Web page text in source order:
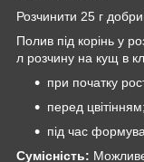
Розчинити 25 г
Полив під корінь у
л розчину на кущ в
при початку
перед цвітінням;
під час
Сумісність: